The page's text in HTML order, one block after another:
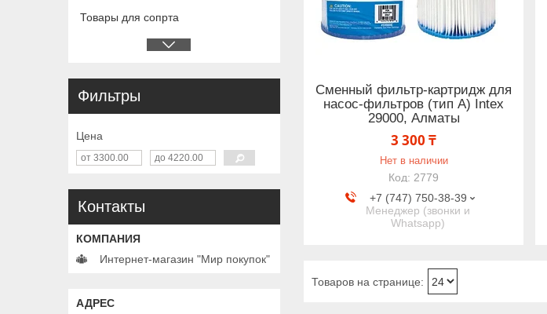
Сменный фильтр-картридж для
насос-фильтров (тип А) Intex
29000, Алматы
3 300 ₸
Нет в наличии
2779
+7 (747) 750-38-39
Менеджер (звонки и
Whatsapp)
Товары для сопрта
Фильтры
Цена
Контакты
Интернет-магазин "Мир покупок"